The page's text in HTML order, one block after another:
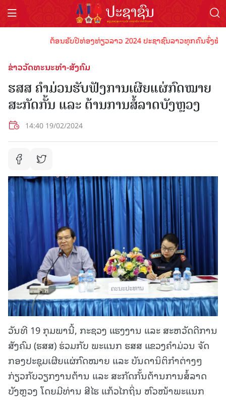
ຕ້ອນຮັບປີທ່ອງທ່ຽວລາວ 2024 ປະຊາຊົນລາວທຸກຄົນຈົ່ງພ້ອ
ຂ່າວວັດທະນະທຳ-ສັງຄົມ
ຮສສ ຄໍາມ່ວນຮັບຟັງການເຜີຍແຜ່ກົດໝາຍ
ສະກັດກັ້ນ ແລະ ຕ້ານການສໍ້ລາດບັງຫຼວງ
14:40 19/02/2024
ວັນທີ 19 ກຸມພານີ້, ກະຊວງ ແຮງງານ ແລະ ສະຫວັດດີການ
ສັງຄົມ (ຮສສ) ຮ່ວມກັບ ພະແນກ ຮສສ ແຂວງຄໍາມ່ວນ ຈັດ
ກອງປະຊຸມເຜີຍແຜ່ກົດໝາຍ ແລະ ບັນດານິຕິກໍາຕ່າງໆ
ກ່ຽວກັບວຽກງານຕ້ານ ແລະ ສະກັດກັ້ນຕ້ານການສໍ້ລາດ
ບັງຫຼວງ ໂດຍມີທ່ານ ສີໄຮ ແກ້ວໄກຖິ່ນ ຫົວໜ້າພະແນກ